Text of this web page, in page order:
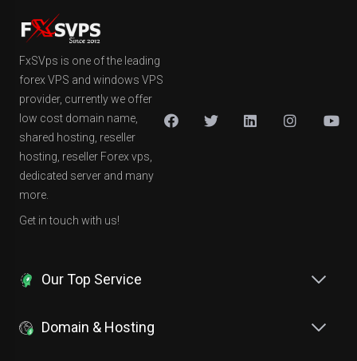
FxSVps is one of the leading
forex VPS and windows VPS
provider, currently we offer
low cost domain name,
shared hosting, reseller
hosting, reseller Forex vps,
dedicated server and many
more.
Get in touch with us!
Our Top Service
Domain & Hosting